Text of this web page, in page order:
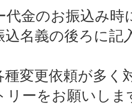
代金のお振込み
込名義の後ろに
種変更依頼が多く
リーをお願いしま